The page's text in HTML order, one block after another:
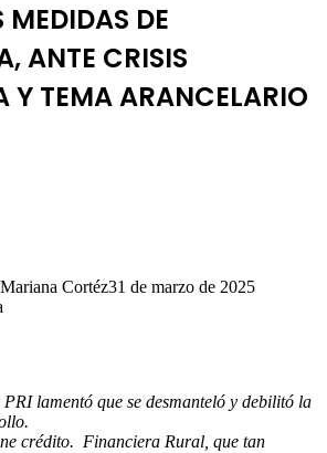
MEDIDAS DE
ANTE CRISIS
Y TEMA ARANCELARIO
Mariana Cortéz31 de marzo de 2025
lamentó que se desmanteló y debilitó la
crédito. Financiera Rural, que tan